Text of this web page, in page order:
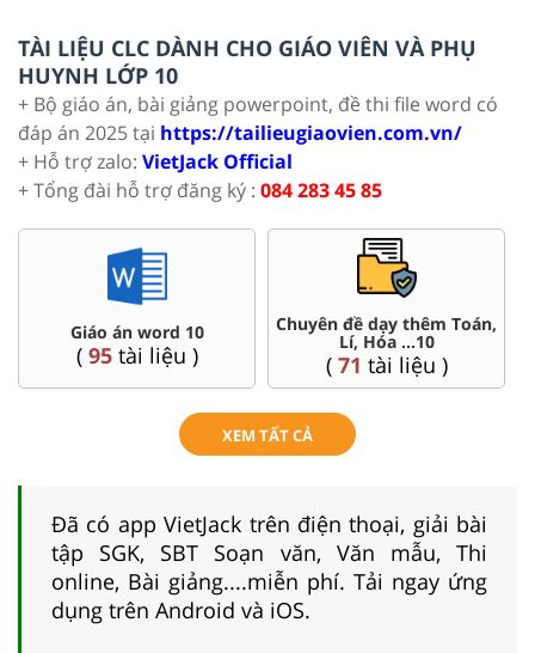
TÀI LIỆU CLC DÀNH CHO GIÁO VIÊN VÀ PHỤ
HUYNH LỚP 10
+ Bộ giáo án, bài giảng powerpoint, đề thi file word có
đáp án 2025 tại https://tailieugiaovien.com.vn/
+ Hỗ trợ zalo: VietJack Official
+ Tổng đài hỗ trợ đăng ký : 084 283 45 85
Giáo án word 10
( 95tài liệu )
Chuyên đề dạy thêm Toán,
Lí, Hóa ...10
( 71 tài liệu )
XEM TẤT CẢ
Đã có app VietJack trên điện thoại, giải bài
tập SGK, SBT Soạn văn, Văn mẫu, Thi
online, Bài giảng....miễn phí. Tải ngay ứng
dụng trên Android và iOS.